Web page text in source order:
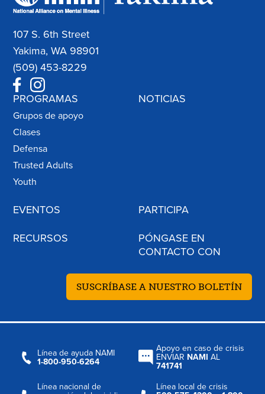
107 S. 6th Street
Yakima, WA 98901
(509) 453-8229
PROGRAMAS
Grupos de apoyo
Clases
Defensa
Trusted Adults
Youth
NOTICIAS
EVENTOS PARTICIPA
RECURSOS
PÓNGASE EN
CONTACTO CON
SUSCRÍBASE A NUESTRO BOLETÍN
Línea de ayuda NAMI
1-800-950-6264
Apoyo en caso de crisis
ENVIAR NAMI AL
741741
Línea nacional de
Línea local de crisis